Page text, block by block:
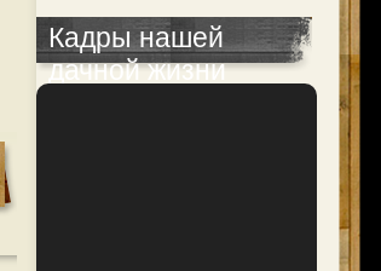
Кадры нашей
дачной жизни